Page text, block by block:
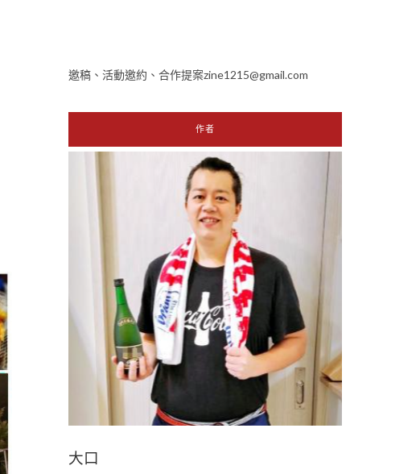
邀稿、活動邀約、合作提案zine1215@gmail.com
作者
大口